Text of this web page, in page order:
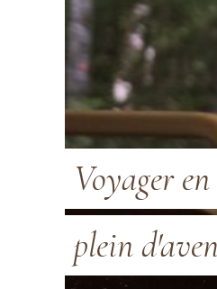
Voyager
plein